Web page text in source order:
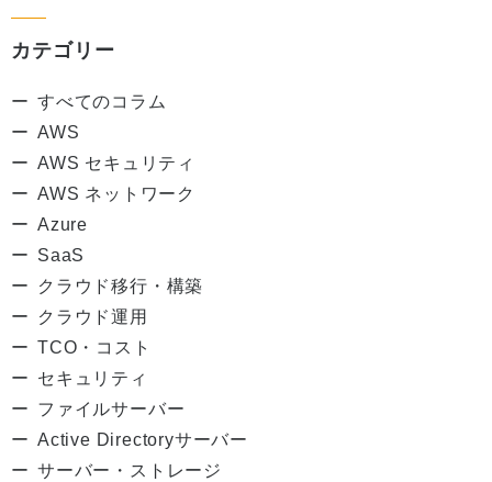
カテゴリー
すべてのコラム
AWS
AWS セキュリティ
AWS ネットワーク
Azure
SaaS
クラウド移行・構築
クラウド運用
TCO・コスト
セキュリティ
ファイルサーバー
Active Directoryサーバー
サーバー・ストレージ